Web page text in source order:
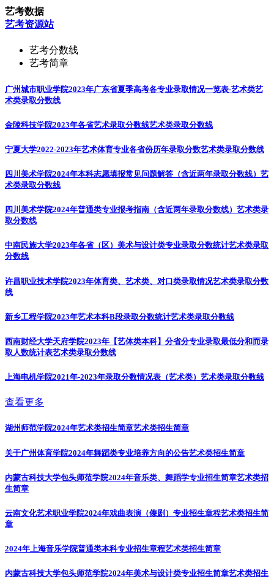
艺考数据
艺考资源站
艺考分数线
艺考简章
广州城市职业学院2023年广东省夏季高考各专业录取情况一览表-艺术类艺
术类录取分数线
金陵科技学院2023年各省艺术录取分数线艺术类录取分数线
宁夏大学2022-2023年艺术体育专业各省份历年录取分数艺术类录取分数线
四川美术学院2024年本科志愿填报常见问题解答（含近两年录取分数线） 艺
术类录取分数线
四川美术学院2024年普通类专业报考指南（含近两年录取分数线） 艺术类录
取分数线
中南民族大学2023年各省（区）美术与设计类专业录取分数统计艺术类录取
分数线
许昌职业技术学院2023年体育类、艺术类、对口类录取情况艺术类录取分数
线
新乡工程学院2023年艺术本科B段录取分数统计艺术类录取分数线
西南财经大学天府学院2023年【艺体类本科】分省分专业录取最低分和而录
取人数统计表艺术类录取分数线
上海电机学院2021年-2023年录取分数情况表（艺术类） 艺术类录取分数线
查看更多
湖州师范学院2024年艺术类招生简章艺术类招生简章
关于广州体育学院2024年舞蹈类专业培养方向的公告艺术类招生简章
内蒙古科技大学包头师范学院2024年音乐类、舞蹈学专业招生简章艺术类招
生简章
云南文化艺术职业学院2024年戏曲表演（傣剧）专业招生章程艺术类招生简
章
2024年上海音乐学院普通类本科专业招生章程艺术类招生简章
内蒙古科技大学包头师范学院2024年美术与设计类专业招生简章艺术类招生